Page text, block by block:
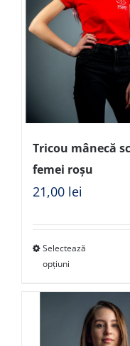
Tricou mânecă
femei roșu
21,00 lei
Selectează
opțiuni